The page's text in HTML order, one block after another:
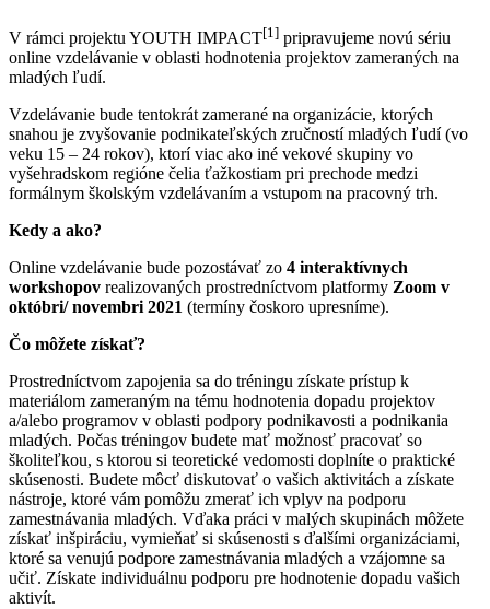
V rámci projektu YOUTH IMPACT[1] pripravujeme novú sériu
online vzdelávanie v oblasti hodnotenia projektov zameraných na
mladých ľudí.
Vzdelávanie bude tentokrát zamerané na organizácie, ktorých
snahou je zvyšovanie podnikateľských zručností mladých ľudí (vo
veku 15 – 24 rokov), ktorí viac ako iné vekové skupiny vo
vyšehradskom regióne čelia ťažkostiam pri prechode medzi
formálnym školským vzdelávaním a vstupom na pracovný trh.
Kedy a ako?
Online vzdelávanie bude pozostávať zo 4 interaktívnych
workshopov realizovaných prostredníctvom platformy Zoom v
októbri/ novembri 2021 (termíny čoskoro upresníme).
Čo môžete získať?
Prostredníctvom zapojenia sa do tréningu získate prístup k
materiálom zameraným na tému hodnotenia dopadu projektov
a/alebo programov v oblasti podpory podnikavosti a podnikania
mladých. Počas tréningov budete mať možnosť pracovať so
školiteľkou, s ktorou si teoretické vedomosti doplníte o praktické
skúsenosti. Budete môcť diskutovať o vašich aktivitách a získate
nástroje, ktoré vám pomôžu zmerať ich vplyv na podporu
zamestnávania mladých. Vďaka práci v malých skupinách môžete
získať inšpiráciu, vymieňať si skúsenosti s ďalšími organizáciami,
ktoré sa venujú podpore zamestnávania mladých a vzájomne sa
učiť. Získate individuálnu podporu pre hodnotenie dopadu vašich
aktivít.